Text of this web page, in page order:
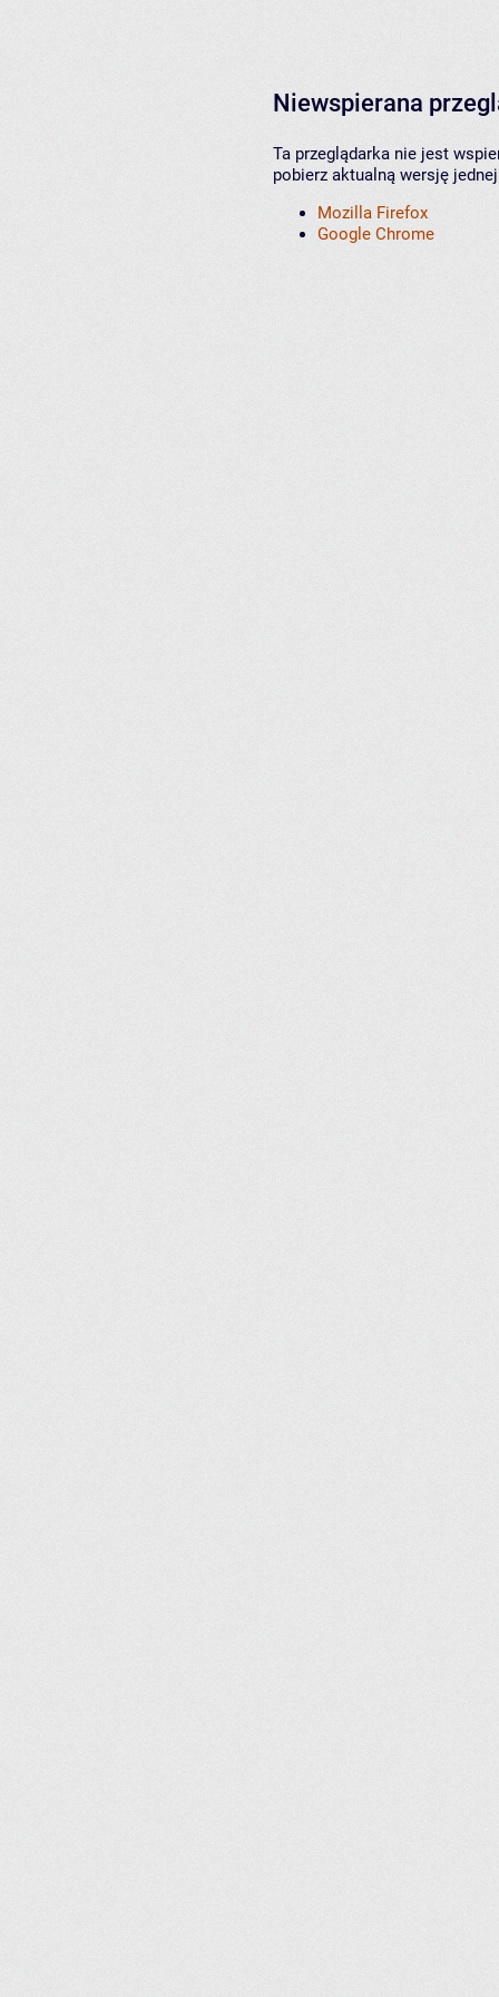
Niewspierana
Ta przeglądarka nie jest
pobierz aktualną wersję
Mozilla Firefox
Google Chrome